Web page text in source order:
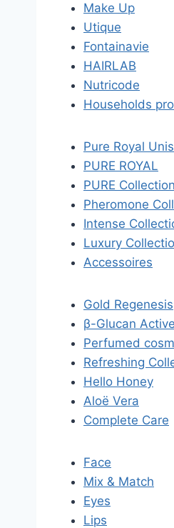
Make Up
Utique
Fontainavie
HAIRLAB
Nutricode
Households
Pure Royal
PURE ROYAL
PURE Collection
Pheromone
Intense
Luxury
Accessoires
Gold Regenesis
β-Glucan Active
Perfumed
Refreshing
Hello Honey
Aloë Vera
Complete Care
Face
Mix & Match
Eyes
Lips